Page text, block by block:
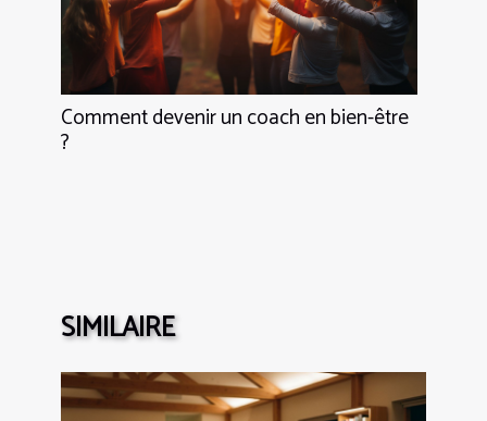
Comment devenir un coach en bien-être
?
SIMILAIRE